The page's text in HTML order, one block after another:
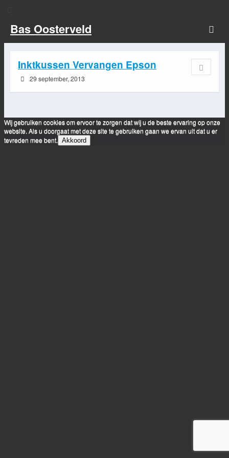
Bas Oosterveld
Inktkussen Vervangen Epson
29 september, 2013
Wij gebruiken cookies om ervoor te zorgen dat wij u de beste ervaring op onze
website. Als u doorgaat met deze site te gebruiken gaan we ervan uit dat u er
tevreden mee bent. Akkoord